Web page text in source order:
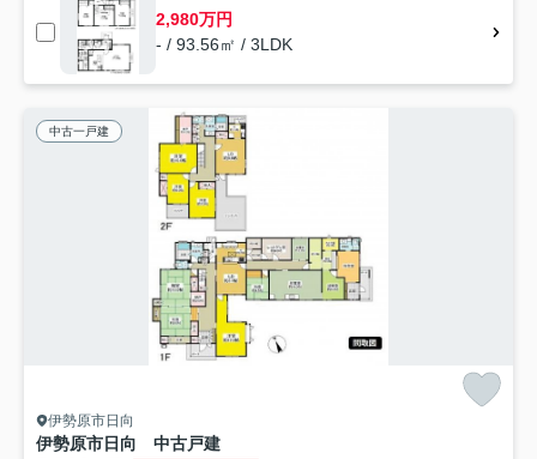
2,980万円
- / 93.56㎡ / 3LDK
中古一戸建
伊勢原市日向
伊勢原市日向 中古戸建